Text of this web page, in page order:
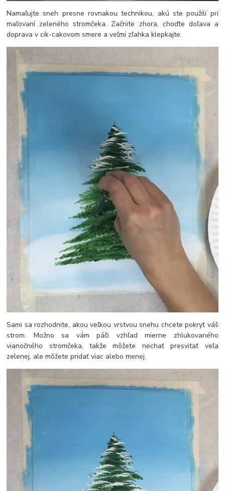
Namaľujte sneh presne rovnakou technikou, akú ste použili pri
maľovaní zeleného stromčeka. Začnite zhora, choďte doľava a
doprava v cik-cakovom smere a veľmi zľahka klepkajte.
Sami sa rozhodnite, akou veľkou vrstvou snehu chcete pokryť váš
strom. Možno sa vám páči vzhľad mierne zhlukovaného
vianočného stromčeka, takže môžete nechať presvitať veľa
zelenej, ale môžete pridať viac alebo menej.